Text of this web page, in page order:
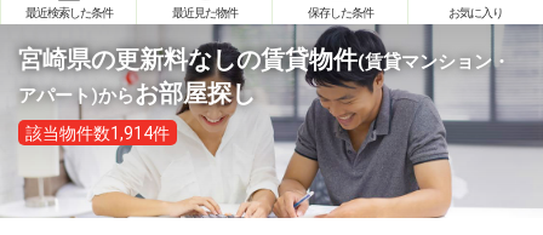
最近検索した条件 最近見た物件 保存した条件 お気に入り
宮崎県の更新料なしの賃貸物件(賃貸マンション・
アパート)からお部屋探し
該当物件数1,914件